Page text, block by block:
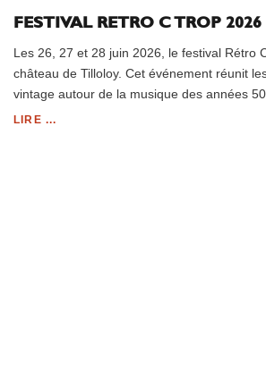
FESTIVAL RETRO C TROP 2026
Les 26, 27 et 28 juin 2026, le festival Rétro
château de Tilloloy. Cet événement réunit
vintage autour de la musique des années
LIRE ...